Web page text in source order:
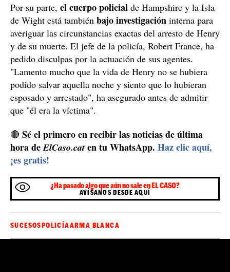
Por su parte, el cuerpo policial de Hampshire y la Isla
de Wight está también bajo investigación interna para
averiguar las circunstancias exactas del arresto de Henry
y de su muerte. El jefe de la policía, Robert France, ha
pedido disculpas por la actuación de sus agentes.
"Lamento mucho que la vida de Henry no se hubiera
podido salvar aquella noche y siento que lo hubieran
esposado y arrestado", ha asegurado antes de admitir
que "él era la víctima".
🔴 Sé el primero en recibir las noticias de última
hora deElCaso.cat en tu WhatsApp. Haz clic aquí,
¡es gratis!
¿Ha pasado algo que aún no sale en EL CASO?
AVÍSANOS DESDE AQUÍ
SUCESOSPOLICÍAARMA BLANCA